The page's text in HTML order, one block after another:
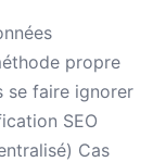
propre
se faire ignorer
SEO
Cas